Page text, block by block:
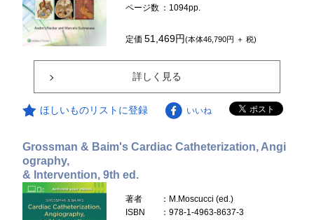
ページ数 ：1094pp.
定価51,469円(本体46,790円 ＋ 税)
詳しく見る
ほしいものリストに登録 いいね
Grossman & Baim's Cardiac Catheterization, Angi
ography,
& Intervention, 9th ed.
著者
：M.Moscucci (ed.)
ISBN
：978-1-4963-8637-3